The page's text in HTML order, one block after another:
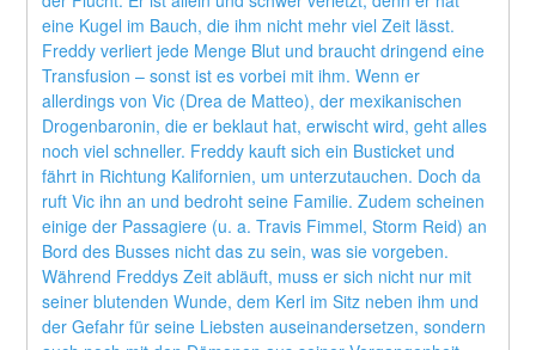
eine Kugel im Bauch, die ihm nicht mehr viel Zeit lässt.
Freddy verliert jede Menge Blut und braucht dringend eine
Transfusion – sonst ist es vorbei mit ihm. Wenn er
allerdings von Vic (Drea de Matteo), der mexikanischen
Drogenbaronin, die er beklaut hat, erwischt wird, geht alles
noch viel schneller. Freddy kauft sich ein Busticket und
fährt in Richtung Kalifornien, um unterzutauchen. Doch da
ruft Vic ihn an und bedroht seine Familie. Zudem scheinen
einige der Passagiere (u. a. Travis Fimmel, Storm Reid) an
Bord des Busses nicht das zu sein, was sie vorgeben.
Während Freddys Zeit abläuft, muss er sich nicht nur mit
seiner blutenden Wunde, dem Kerl im Sitz neben ihm und
der Gefahr für seine Liebsten auseinandersetzen, sondern